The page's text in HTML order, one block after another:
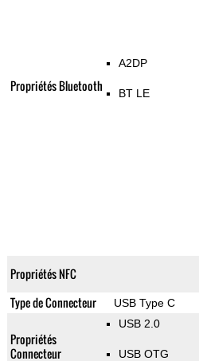
Propriétés Bluetooth
A2DP
BT LE
Propriétés NFC
Type de Connecteur USB Type C
Propriétés
Connecteur
USB 2.0
USB OTG